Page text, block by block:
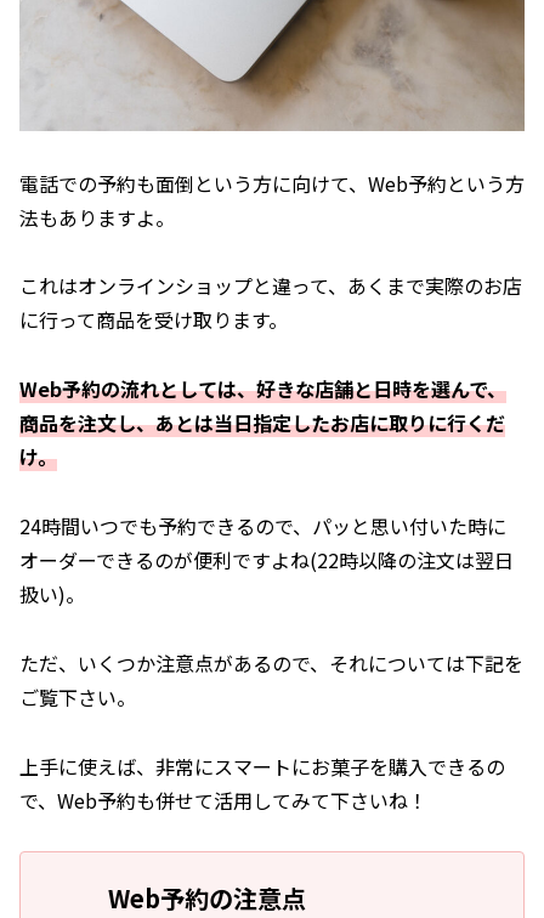
電話での予約も面倒という方に向けて、Web予約という方
法もありますよ。
これはオンラインショップと違って、あくまで実際のお店
に行って商品を受け取ります。
Web予約の流れとしては、好きな店舗と日時を選んで、
商品を注文し、あとは当日指定したお店に取りに行くだ
け。
24時間いつでも予約できるので、パッと思い付いた時に
オーダーできるのが便利ですよね(22時以降の注文は翌日
扱い)。
ただ、いくつか注意点があるので、それについては下記を
ご覧下さい。
上手に使えば、非常にスマートにお菓子を購入できるの
で、Web予約も併せて活用してみて下さいね！
Web予約の注意点